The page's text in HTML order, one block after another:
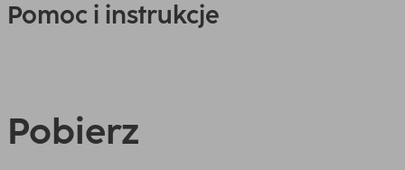
Pomoc i instrukcje
Pobierz